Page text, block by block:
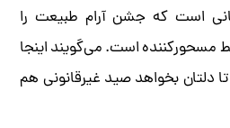
است که جشن آرام طبیعت را
مسحور‌کننده است. می‌گویند اینجا
بخواهد صید غیرقانونی هم